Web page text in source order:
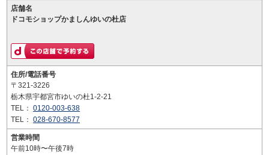
店舗名
ドコモショップかましんゆいの杜店
住所/電話番号
〒321-3226
栃木県宇都宮市ゆいの杜1-2-21
TEL： 0120-003-638
TEL： 028-670-8577
営業時間
午前10時〜午後7時